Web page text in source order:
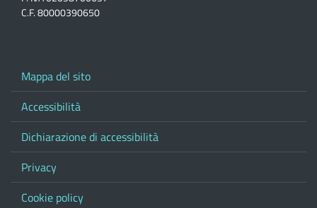
C.F. 80000390650
Mappa del sito
Accessibilità
Dichiarazione di accessibilità
Privacy
Cookie policy